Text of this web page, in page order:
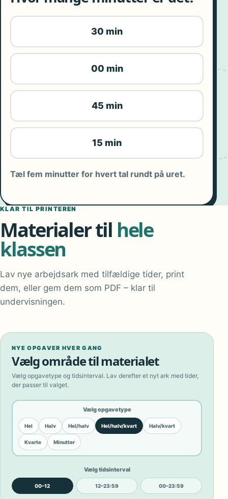
30 min
00 min
45 min
15 min
Tæl fem minutter for hvert tal rundt på uret.
KLAR TIL PRINTEREN
Materialer til hele
klassen
Lav nye arbejdsark med tilfældige tider, print
dem, eller gem dem som PDF – klar til
undervisningen.
NYE OPGAVER HVER GANG
Vælg område til materialet
Vælg opgavetype og tidsinterval. Lav derefter et nyt ark med tider,
der passer til valget.
Vælg opgavetype
Hel Halv Hel/halv Hel/halv/kvart Halv/kvart
Kvarte Minutter
Vælg tidsinterval
00–12 12–23:59 00–23:59